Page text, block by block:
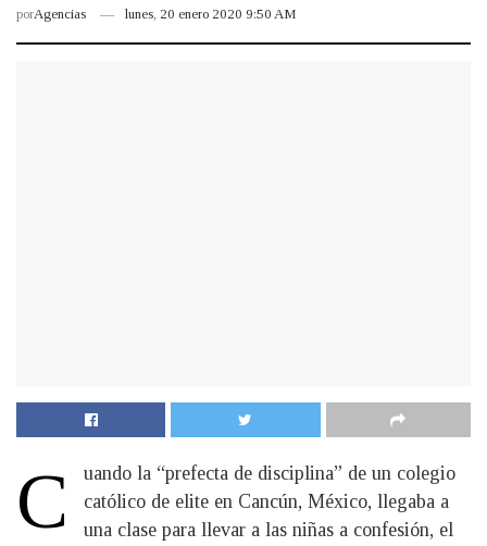
porAgencias lunes, 20 enero 2020 9:50 AM
C
uando la “prefecta de disciplina” de un colegio
católico de elite en Cancún, México, llegaba a
una clase para llevar a las niñas a confesión, el